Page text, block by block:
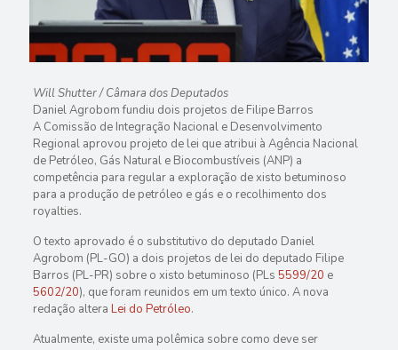
Will Shutter / Câmara dos Deputados
Daniel Agrobom fundiu dois projetos de Filipe Barros
A Comissão de Integração Nacional e Desenvolvimento
Regional aprovou projeto de lei que atribui à Agência Nacional
de Petróleo, Gás Natural e Biocombustíveis (ANP) a
competência para regular a exploração de xisto betuminoso
para a produção de petróleo e gás e o recolhimento dos
royalties.
O texto aprovado é o substitutivo do deputado Daniel
Agrobom (PL-GO) a dois projetos de lei do deputado Filipe
Barros (PL-PR) sobre o xisto betuminoso (PLs 5599/20 e
5602/20), que foram reunidos em um texto único. A nova
redação altera Lei do Petróleo.
Atualmente, existe uma polêmica sobre como deve ser